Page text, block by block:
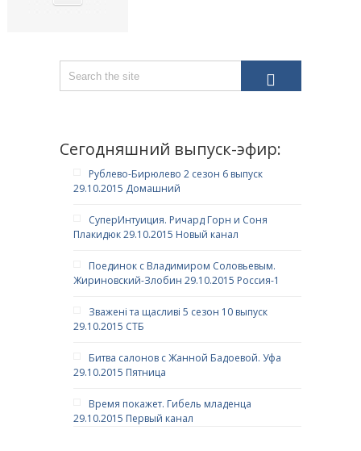
Сегодняшний выпуск-эфир:
Рублево-Бирюлево 2 сезон 6 выпуск
29.10.2015 Домашний
СуперИнтуиция. Ричард Горн и Соня
Плакидюк 29.10.2015 Новый канал
Поединок с Владимиром Соловьевым.
Жириновский-Злобин 29.10.2015 Россия-1
Зважені та щасливі 5 сезон 10 выпуск
29.10.2015 СТБ
Битва салонов с Жанной Бадоевой. Уфа
29.10.2015 Пятница
Время покажет. Гибель младенца
29.10.2015 Первый канал